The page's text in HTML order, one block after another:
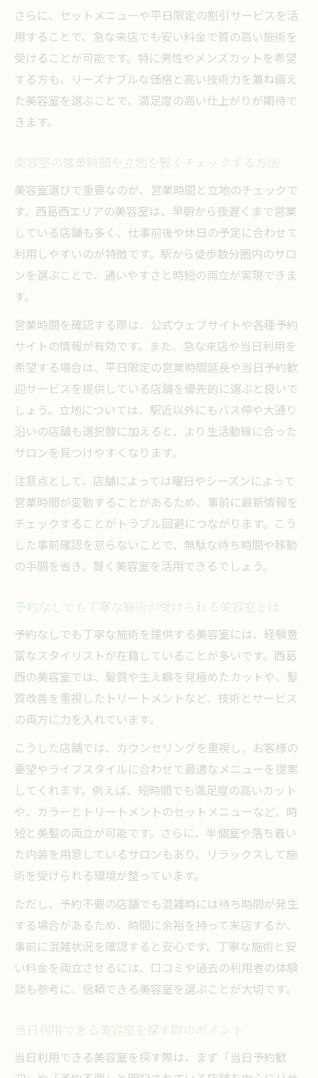
さらに、セットメニューや平日限定の割引サービスを活
用することで、急な来店でも安い料金で質の高い施術を
受けることが可能です。特に男性やメンズカットを希望
する方も、リーズナブルな価格と高い技術力を兼ね備え
た美容室を選ぶことで、満足度の高い仕上がりが期待で
きます。
美容室の営業時間や立地を賢くチェックする方法
美容室選びで重要なのが、営業時間と立地のチェックで
す。西葛西エリアの美容室は、早朝から夜遅くまで営業
している店舗も多く、仕事前後や休日の予定に合わせて
利用しやすいのが特徴です。駅から徒歩数分圏内のサロ
ンを選ぶことで、通いやすさと時短の両立が実現できま
す。
営業時間を確認する際は、公式ウェブサイトや各種予約
サイトの情報が有効です。また、急な来店や当日利用を
希望する場合は、平日限定の営業時間延長や当日予約歓
迎サービスを提供している店舗を優先的に選ぶと良いで
しょう。立地については、駅近以外にもバス停や大通り
沿いの店舗も選択肢に加えると、より生活動線に合った
サロンを見つけやすくなります。
注意点として、店舗によっては曜日やシーズンによって
営業時間が変動することがあるため、事前に最新情報を
チェックすることがトラブル回避につながります。こう
した事前確認を怠らないことで、無駄な待ち時間や移動
の手間を省き、賢く美容室を活用できるでしょう。
予約なしでも丁寧な施術が受けられる美容室とは
予約なしでも丁寧な施術を提供する美容室には、経験豊
富なスタイリストが在籍していることが多いです。西葛
西の美容室では、髪質や生え癖を見極めたカットや、髪
質改善を重視したトリートメントなど、技術とサービス
の両方に力を入れています。
こうした店舗では、カウンセリングを重視し、お客様の
要望やライフスタイルに合わせて最適なメニューを提案
してくれます。例えば、短時間でも満足度の高いカット
や、カラーとトリートメントのセットメニューなど、時
短と美髪の両立が可能です。さらに、半個室や落ち着い
た内装を用意しているサロンもあり、リラックスして施
術を受けられる環境が整っています。
ただし、予約不要の店舗でも混雑時には待ち時間が発生
する場合があるため、時間に余裕を持って来店するか、
事前に混雑状況を確認すると安心です。丁寧な施術と安
い料金を両立させるには、口コミや過去の利用者の体験
談も参考に、信頼できる美容室を選ぶことが大切です。
当日利用できる美容室を探す際のポイント
当日利用できる美容室を探す際は、まず「当日予約歓